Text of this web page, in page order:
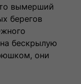
вымерший
берегов
бескрылую
они